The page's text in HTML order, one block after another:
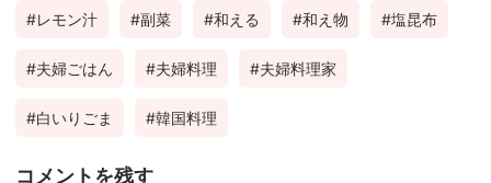
レモン汁 副菜 和える 和え物 塩昆布
夫婦ごはん 夫婦料理 夫婦料理家
白いりごま 韓国料理
コメントを残す